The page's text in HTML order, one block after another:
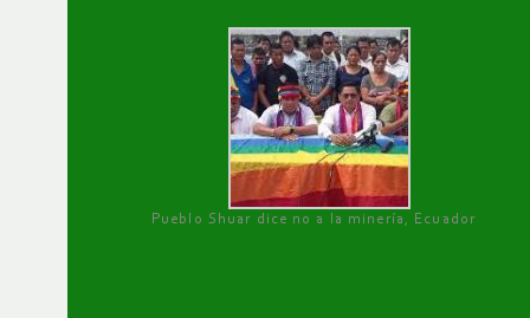
Pueblo Shuar dice no a la minería, Ecuador